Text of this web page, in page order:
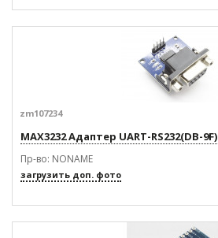
zm107234
MAX3232 Адаптер UART-RS232(DB-9F)
Пр-во: NONAME
загрузить доп. фото